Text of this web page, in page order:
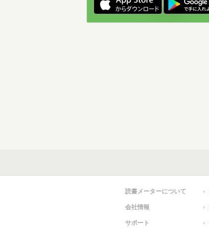
読書メーターについて
会社情報
サポート